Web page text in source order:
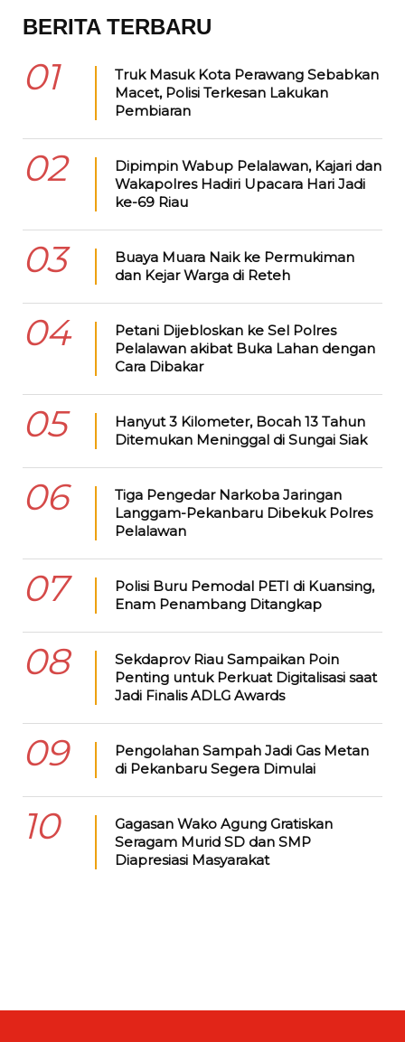
BERITA TERBARU
01
Truk Masuk Kota Perawang Sebabkan
Macet, Polisi Terkesan Lakukan
Pembiaran
02
Dipimpin Wabup Pelalawan, Kajari dan
Wakapolres Hadiri Upacara Hari Jadi
ke-69 Riau
03
Buaya Muara Naik ke Permukiman
dan Kejar Warga di Reteh
04
Petani Dijebloskan ke Sel Polres
Pelalawan akibat Buka Lahan dengan
Cara Dibakar
05
Hanyut 3 Kilometer, Bocah 13 Tahun
Ditemukan Meninggal di Sungai Siak
06
Tiga Pengedar Narkoba Jaringan
Langgam-Pekanbaru Dibekuk Polres
Pelalawan
07
Polisi Buru Pemodal PETI di Kuansing,
Enam Penambang Ditangkap
08
Sekdaprov Riau Sampaikan Poin
Penting untuk Perkuat Digitalisasi saat
Jadi Finalis ADLG Awards
09
Pengolahan Sampah Jadi Gas Metan
di Pekanbaru Segera Dimulai
10
Gagasan Wako Agung Gratiskan
Seragam Murid SD dan SMP
Diapresiasi Masyarakat